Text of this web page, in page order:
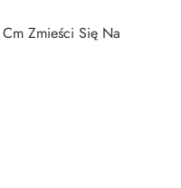
Zmieści Się Na